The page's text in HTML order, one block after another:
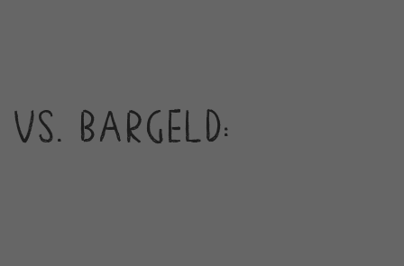
BARGELD: